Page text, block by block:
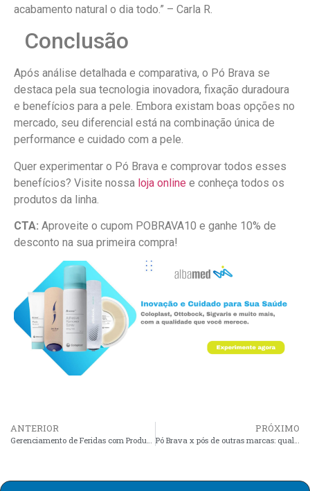
acabamento natural o dia todo.” – Carla R.
Conclusão
Após análise detalhada e comparativa, o Pó Brava se
destaca pela sua tecnologia inovadora, fixação duradoura
e benefícios para a pele. Embora existam boas opções no
mercado, seu diferencial está na combinação única de
performance e cuidado com a pele.
Quer experimentar o Pó Brava e comprovar todos esses
benefícios? Visite nossa loja online e conheça todos os
produtos da linha.
CTA: Aproveite o cupom POBRAVA10 e ganhe 10% de
desconto na sua primeira compra!
ANTERIOR
Gerenciamento de Feridas com Produtos Avançados
PRÓXIMO
Pó Brava x pós de outras marcas: qual fixa melhor?